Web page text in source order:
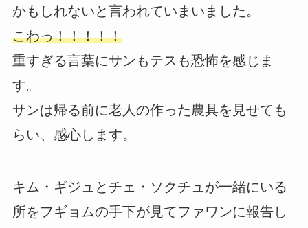
かもしれないと言われていまいました。
こわっ！！！！！
重すぎる言葉にサンもテスも恐怖を感じま
す。
サンは帰る前に老人の作った農具を見せても
らい、感心します。
キム・ギジュとチェ・ソクチュが一緒にいる
所をフギョムの手下が見てファワンに報告し